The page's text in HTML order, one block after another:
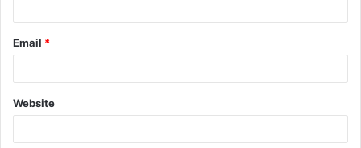
Email *
Website